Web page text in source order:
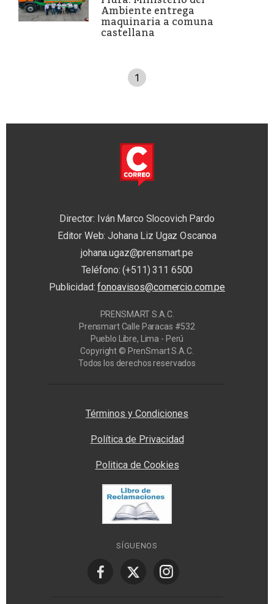
Ambiente entrega
maquinaria a comuna
castellana
1
Director: Iván Marco Slocovich Pardo
Editor Web: Johana Liz Ugaz Oscanoa
johana.ugaz@prensmart.pe
Teléfono: (+511) 311 6500
Publicidad:fonoavisos@comercio.com.pe
PRENSMART S.A.C.
Prensmart Calle Paracas #532
Pueblo Libre, Lima - Perú
Copyright © PrenSmart S.A.C.
Todos los derechos reservados
Términos y Condiciones
Política de Privacidad
Politica de Cookies
SÍGUENOS